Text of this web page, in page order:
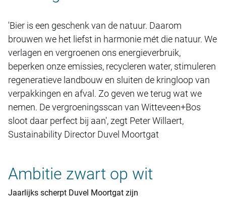
'Bier is een geschenk van de natuur. Daarom
brouwen we het liefst in harmonie mét die natuur. We
verlagen en vergroenen ons energieverbruik,
beperken onze emissies, recycleren water, stimuleren
regeneratieve landbouw en sluiten de kringloop van
verpakkingen en afval. Zo geven we terug wat we
nemen. De vergroeningsscan van Witteveen+Bos
sloot daar perfect bij aan', zegt Peter Willaert,
Sustainability Director Duvel Moortgat
Ambitie zwart op wit
Jaarlijks scherpt Duvel Moortgat zijn